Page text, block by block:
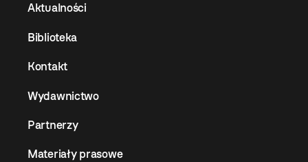
Aktualności
Biblioteka
Kontakt
Wydawnictwo
Partnerzy
Materiały prasowe